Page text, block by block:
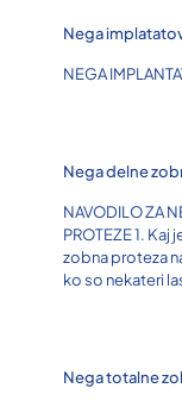
Nega
NEGA
Nega delne
NAVODILO ZA
PROTEZE 1.
zobna proteza
ko so nekateri
Nega totalne